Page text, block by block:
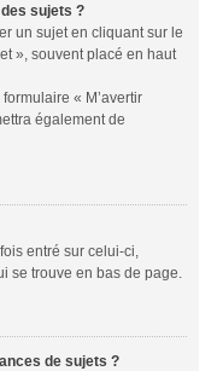
sujets ?
un sujet en cliquant sur le
», souvent placé en haut
« M’avertir
également de
entré sur celui-ci,
se trouve en bas de page.
de sujets ?